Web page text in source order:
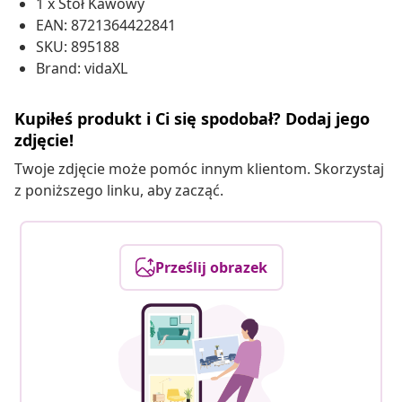
EAN: 8721364422841
SKU: 895188
Brand: vidaXL
Kupiłeś produkt i Ci się spodobał? Dodaj jego
zdjęcie!
Twoje zdjęcie może pomóc innym klientom. Skorzystaj
z poniższego linku, aby zacząć.
Prześlij obrazek